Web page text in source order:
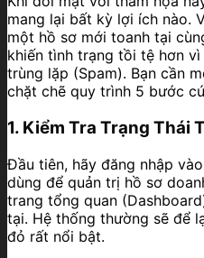
mang lại bất kỳ lợi ích nào.
một hồ sơ mới toanh tại
khiến tình trạng tồi tệ hơn
trùng lặp (Spam). Bạn cần
chặt chẽ quy trình 5 bước
1. Kiểm Tra Trạng Thái
Đầu tiên, hãy đăng nhập
dùng để quản trị hồ sơ
trang tổng quan
tại. Hệ thống thường sẽ để
đỏ rất nổi bật.